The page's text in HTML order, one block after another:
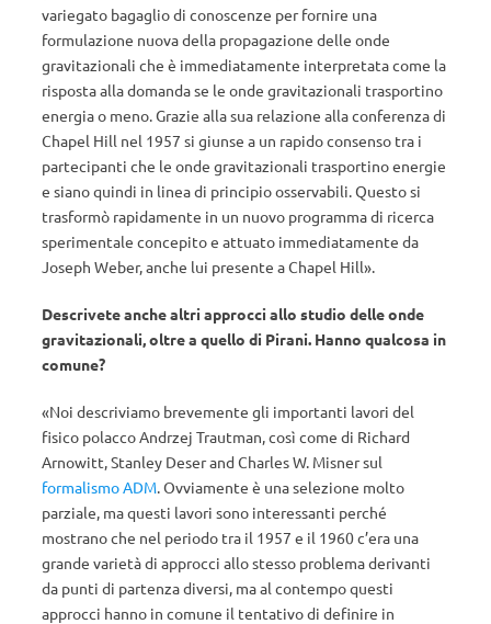
variegato bagaglio di conoscenze per fornire una
formulazione nuova della propagazione delle onde
gravitazionali che è immediatamente interpretata come la
risposta alla domanda se le onde gravitazionali trasportino
energia o meno. Grazie alla sua relazione alla conferenza di
Chapel Hill nel 1957 si giunse a un rapido consenso tra i
partecipanti che le onde gravitazionali trasportino energie
e siano quindi in linea di principio osservabili. Questo si
trasformò rapidamente in un nuovo programma di ricerca
sperimentale concepito e attuato immediatamente da
Joseph Weber, anche lui presente a Chapel Hill».
Descrivete anche altri approcci allo studio delle onde
gravitazionali, oltre a quello di Pirani. Hanno qualcosa in
comune?
«Noi descriviamo brevemente gli importanti lavori del
fisico polacco Andrzej Trautman, così come di Richard
Arnowitt, Stanley Deser and Charles W. Misner sul
formalismo ADM. Ovviamente è una selezione molto
parziale, ma questi lavori sono interessanti perché
mostrano che nel periodo tra il 1957 e il 1960 c’era una
grande varietà di approcci allo stesso problema derivanti
da punti di partenza diversi, ma al contempo questi
approcci hanno in comune il tentativo di definire in